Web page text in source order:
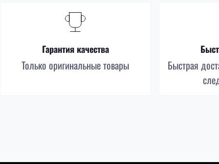
Гарантия качества
Только оригинальные товары
Быстрая